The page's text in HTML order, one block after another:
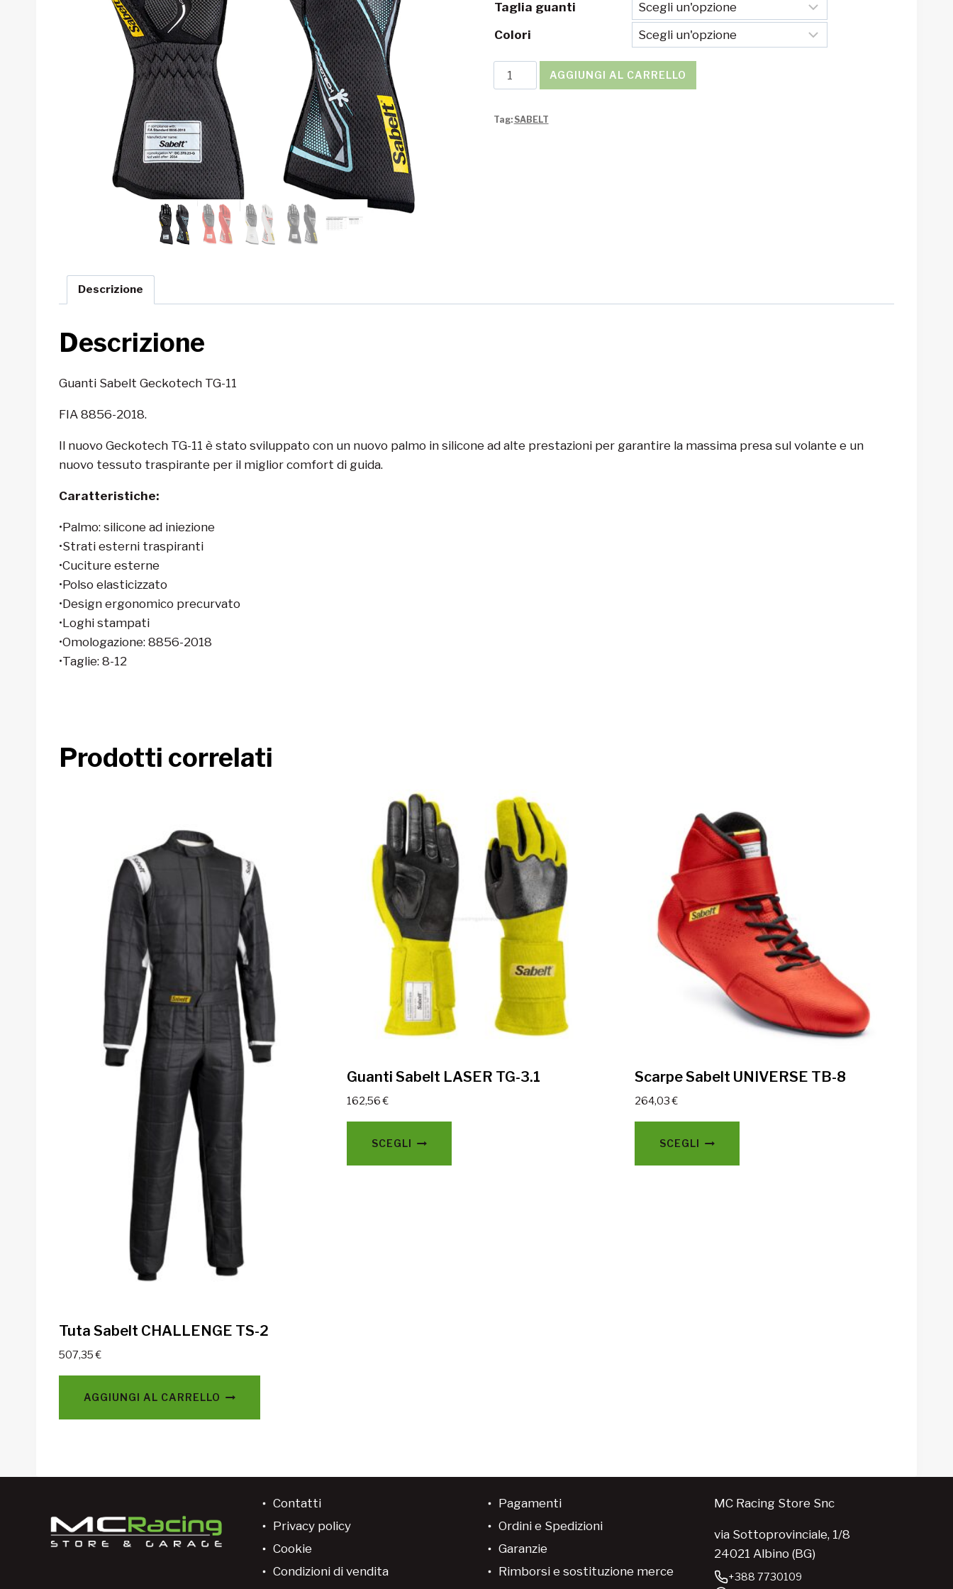
Taglia guanti
Colori
Guanti
Sabelt
TG-
AGGIUNGI AL CARRELLO
Tag: SABELT
Descrizione
Descrizione
Guanti Sabelt Geckotech TG-11
FIA 8856-2018.
Il nuovo Geckotech TG-11 è stato sviluppato con un nuovo palmo in silicone ad alte prestazioni per garantire la massima presa sul volante e un
nuovo tessuto traspirante per il miglior comfort di guida.
Caratteristiche:
•Palmo: silicone ad iniezione
•Strati esterni traspiranti
•Cuciture esterne
•Polso elasticizzato
•Design ergonomico precurvato
•Loghi stampati
•Omologazione: 8856-2018
•Taglie: 8-12
Prodotti correlati
Tuta Sabelt CHALLENGE TS-2
507,35€
AGGIUNGI AL CARRELLO
Guanti Sabelt LASER TG-3.1
162,56€
SCEGLI
ha
Scarpe Sabelt UNIVERSE TB-8
264,03€
SCEGLI
ha
Contatti
Privacy policy
Cookie
Condizioni di vendita
Pagamenti
Ordini e Spedizioni
Garanzie
Rimborsi e sostituzione merce
MC Racing Store Snc
via Sottoprovinciale, 1/8
24021 Albino (BG)
+388 7730109